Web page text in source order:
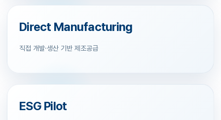
Direct Manufacturing
직접 개발·생산 기반 제조공급
ESG Pilot